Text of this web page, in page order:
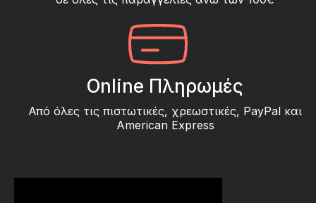
Online Πληρωμές
Από όλες τις πιστωτικές, χρεωστικές, PayPal και
American Express